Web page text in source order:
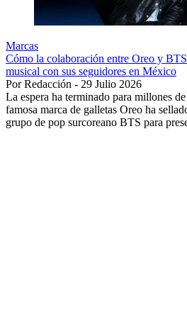
Marcas
Cómo la colaboración entre Oreo y
musical con sus seguidores en México
Por Redacción - 29 Julio 2026
La espera ha terminado para millones
famosa marca de galletas Oreo ha
grupo de pop surcoreano BTS para